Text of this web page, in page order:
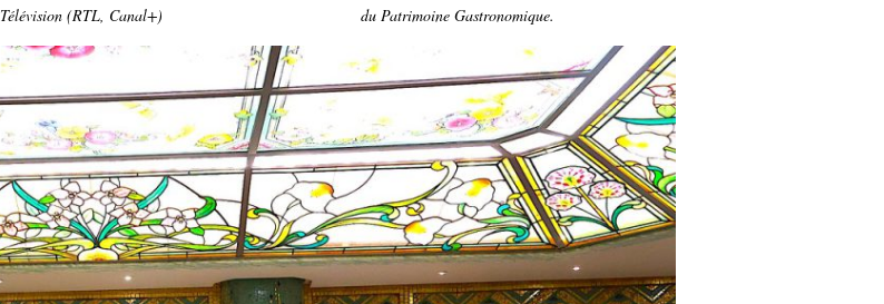
Télévision (RTL, Canal+)
du Patrimoine Gastronomique.